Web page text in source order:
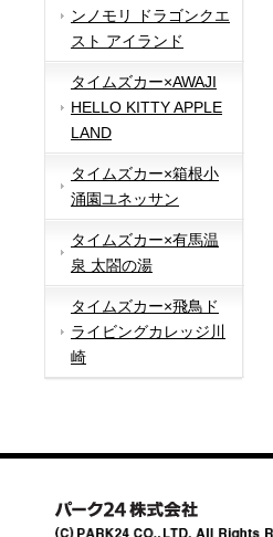
ンノモリ ドラゴンクエ
スト アイランド
タイムズカー×AWAJI
HELLO KITTY APPLE
LAND
タイムズカー×箱根小
涌園ユネッサン
タイムズカー×有馬温
泉 太閤の湯
タイムズカー×飛鳥ド
ライビングカレッジ川
崎